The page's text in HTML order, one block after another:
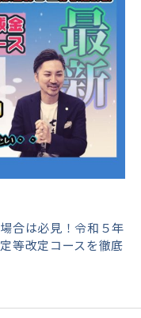
合は必見！令和５年
等改定コースを徹底